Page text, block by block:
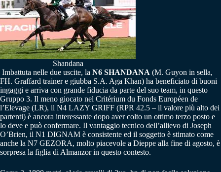
Shandana
Imbattuta nelle due uscite, la N6 SHANDANA (M. Guyon in sella,
FH. Graffard trainer e giubba S.A. Aga Khan) ha beneficiato di buoni
ingaggi e arriva con grande fiducia da parte del suo team, in questo
Gruppo 3. Il meno giocato nel Critérium du Fonds Européen de
l’Elevage (LR), il N4 LAZY GRIFF (RPR 42.5 – il valore più alto dei
partenti) è ancora interessante dopo aver colto un ottimo terzo posto e
lo deve e può confermare. Il vantaggio tecnico dell’allievo di Joseph
O’Brien, il N1 DIGNAM è consistente ed il soggetto è stimato come
anche la N7 GEZORA, molto piacevole a Dieppe alla fine di agosto, è
sorpresa la figlia di Almanzor in questo contesto.